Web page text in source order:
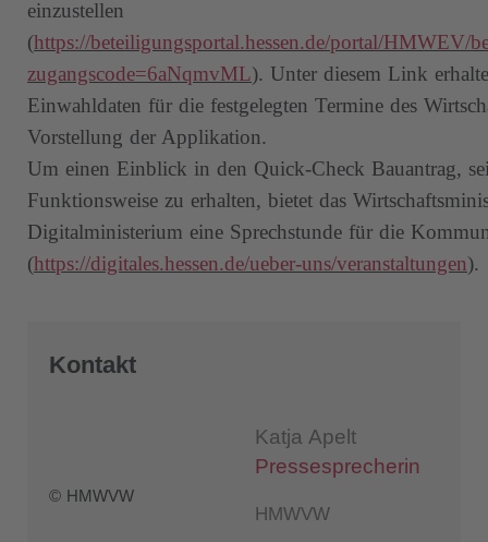
einzustellen
(https://beteiligungsportal.hessen.de/portal/HMWEV/
zugangscode=6aNqmvML). Unter diesem Link
Einwahldaten für die festgelegten Termine des
Vorstellung der Applikation.
Um einen Einblick in den Quick-Check Bauantrag,
Funktionsweise zu erhalten, bietet das
Digitalministerium eine Sprechstunde für die
(https://digitales.hessen.de/ueber-uns/veranstaltungen).
Kontakt
© HMWVW
Katja Apelt
Pressesprecherin
HMWVW